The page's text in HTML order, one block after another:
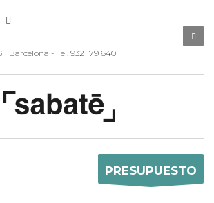
| Barcelona - Tel. 932 179 640
PRESUPUESTO